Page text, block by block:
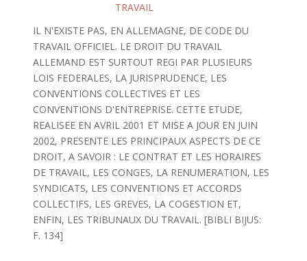
TRAVAIL
IL N'EXISTE PAS, EN ALLEMAGNE, DE CODE DU
TRAVAIL OFFICIEL. LE DROIT DU TRAVAIL
ALLEMAND EST SURTOUT REGI PAR PLUSIEURS
LOIS FEDERALES, LA JURISPRUDENCE, LES
CONVENTIONS COLLECTIVES ET LES
CONVENTIONS D'ENTREPRISE. CETTE ETUDE,
REALISEE EN AVRIL 2001 ET MISE A JOUR EN JUIN
2002, PRESENTE LES PRINCIPAUX ASPECTS DE CE
DROIT, A SAVOIR : LE CONTRAT ET LES HORAIRES
DE TRAVAIL, LES CONGES, LA RENUMERATION, LES
SYNDICATS, LES CONVENTIONS ET ACCORDS
COLLECTIFS, LES GREVES, LA COGESTION ET,
ENFIN, LES TRIBUNAUX DU TRAVAIL. [BIBLI BIJUS:
F. 134]